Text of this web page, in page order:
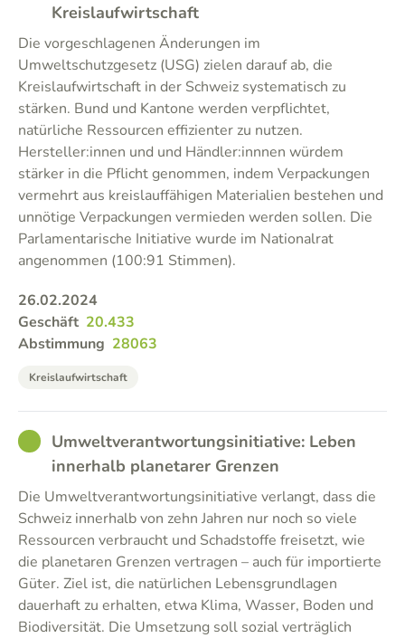
Kreislaufwirtschaft
Die vorgeschlagenen Änderungen im
Umweltschutzgesetz (USG) zielen darauf ab, die
Kreislaufwirtschaft in der Schweiz systematisch zu
stärken. Bund und Kantone werden verpflichtet,
natürliche Ressourcen effizienter zu nutzen.
Hersteller:innen und und Händler:innnen würdem
stärker in die Pflicht genommen, indem Verpackungen
vermehrt aus kreislauffähigen Materialien bestehen und
unnötige Verpackungen vermieden werden sollen. Die
Parlamentarische Initiative wurde im Nationalrat
angenommen (100:91 Stimmen).
26.02.2024
Geschäft 20.433
Abstimmung 28063
Kreislaufwirtschaft
GOODUmweltverantwortungsinitiative: Leben
innerhalb planetarer Grenzen
Die Umweltverantwortungsinitiative verlangt, dass die
Schweiz innerhalb von zehn Jahren nur noch so viele
Ressourcen verbraucht und Schadstoffe freisetzt, wie
die planetaren Grenzen vertragen – auch für importierte
Güter. Ziel ist, die natürlichen Lebensgrundlagen
dauerhaft zu erhalten, etwa Klima, Wasser, Boden und
Biodiversität. Die Umsetzung soll sozial verträglich